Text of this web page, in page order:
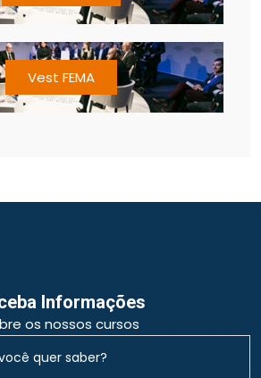
Vest FEMA
Informações
os nossos cursos